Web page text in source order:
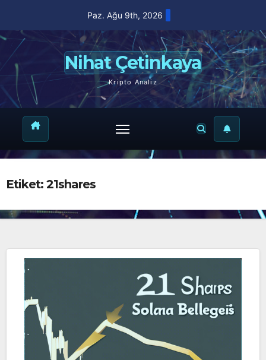
content
Paz. Ağu 9th, 2026
Nihat Çetinkaya
Kripto Analiz
Etiket: 21shares